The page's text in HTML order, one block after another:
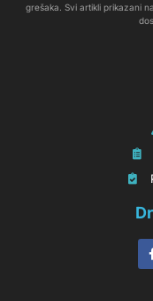
grešaka. Svi artikli prikazani